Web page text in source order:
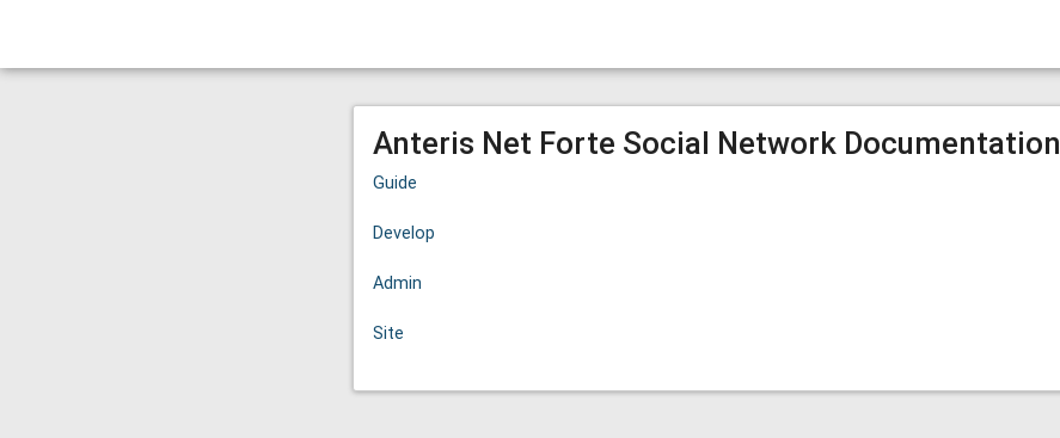
Anteris Net Forte Social Network Documentation
Guide
Develop
Admin
Site